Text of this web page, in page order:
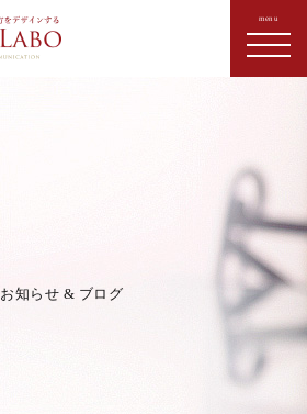
お知らせ & ブログ